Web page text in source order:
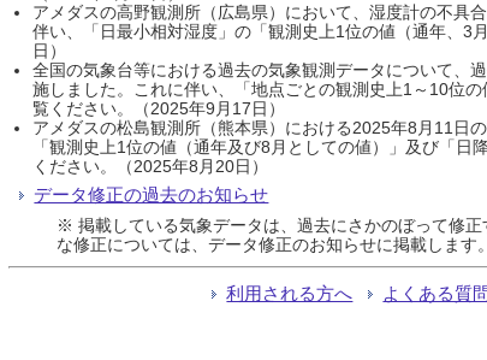
アメダスの高野観測所（広島県）において、湿度計の不具
伴い、「日最小相対湿度」の「観測史上1位の値（通年、3
日）
全国の気象台等における過去の気象観測データについて、
施しました。これに伴い、「地点ごとの観測史上1～10位
覧ください。（2025年9月17日）
アメダスの松島観測所（熊本県）における2025年8月11日
「観測史上1位の値（通年及び8月としての値）」及び「
ください。（2025年8月20日）
データ修正の過去のお知らせ
※ 掲載している気象データは、過去にさかのぼって修
な修正については、データ修正のお知らせに掲載します。
利用される方へ よくある質